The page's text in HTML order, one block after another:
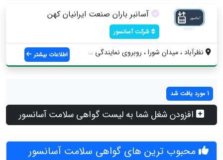
آسانبر باران صنعت ایرانیان کهن
شرکت آسانسور
نظرآباد ، میدان شورا ، روبروی نمایندگی س... اطلاعات بیشتر
1 مورد یافت شد
افزودن شغل شما به لیست گواهی سلامت آسانسور
محبوب ترین های گواهی سلامت آسانسور